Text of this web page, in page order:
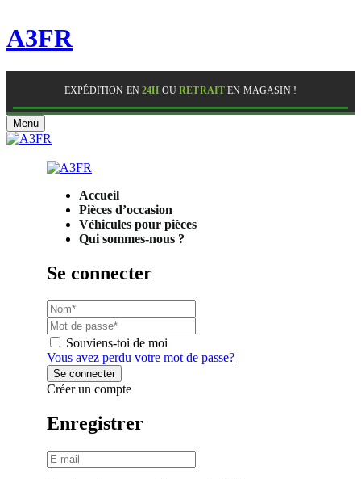
A3FR
EXPÉDITION EN24H OURETRAIT EN MAGASIN !
Menu
Accueil
Pièces d’occasion
Véhicules pour pièces
Qui sommes-nous ?
Se connecter
Souviens-toi de moi
Vous avez perdu votre mot de passe?
Créer un compte
Enregistrer